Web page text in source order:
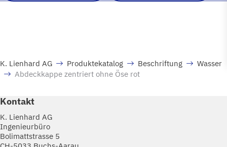
K. Lienhard AG Produktekatalog Beschriftung
Wasser
Abdeckkappe zentriert ohne Öse rot
Kontakt
K. Lienhard AG
Ingenieurbüro
Bolimattstrasse 5